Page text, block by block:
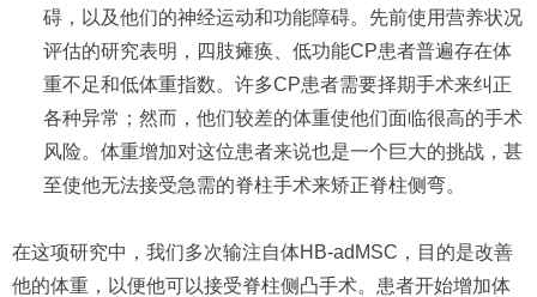
碍，以及他们的神经运动和功能障碍。先前使用营养状况
评估的研究表明，四肢瘫痪、低功能CP患者普遍存在体
重不足和低体重指数。许多CP患者需要择期手术来纠正
各种异常；然而，他们较差的体重使他们面临很高的手术
风险。体重增加对这位患者来说也是一个巨大的挑战，甚
至使他无法接受急需的脊柱手术来矫正脊柱侧弯。
在这项研究中，我们多次输注自体HB-adMSC，目的是改善
他的体重，以便他可以接受脊柱侧凸手术。患者开始增加体